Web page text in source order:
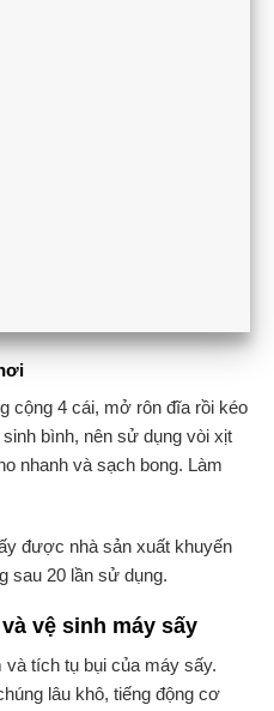
cộng 4 cái, mở rôn đĩa rồi kéo
bình, nên sử dụng vòi xịt
nhanh và sạch bong. Làm
được nhà sản xuất khuyến
sau 20 lần sử dụng.
vệ sinh máy sấy
tích tụ bụi của máy sấy.
lâu khô, tiếng động cơ